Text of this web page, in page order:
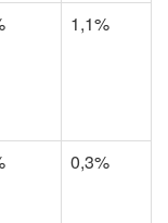
1,1%
0,3%